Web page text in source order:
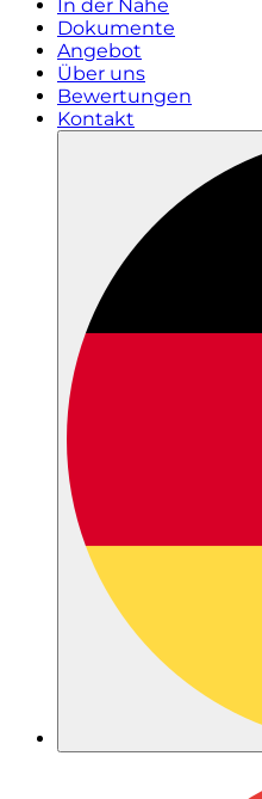
In der Nähe
Dokumente
Angebot
Über uns
Bewertungen
Kontakt